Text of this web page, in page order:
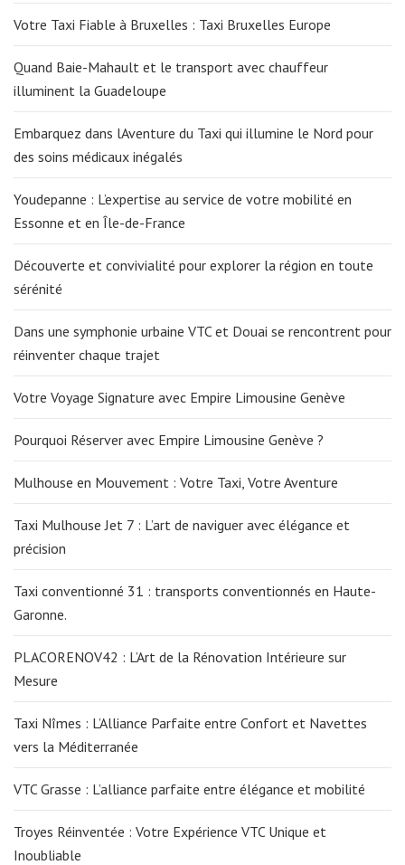
Votre Taxi Fiable à Bruxelles : Taxi Bruxelles Europe
Quand Baie-Mahault et le transport avec chauffeur
illuminent la Guadeloupe
Embarquez dans lAventure du Taxi qui illumine le Nord pour
des soins médicaux inégalés
Youdepanne : L’expertise au service de votre mobilité en
Essonne et en Île-de-France
Découverte et convivialité pour explorer la région en toute
sérénité
Dans une symphonie urbaine VTC et Douai se rencontrent pour
réinventer chaque trajet
Votre Voyage Signature avec Empire Limousine Genève
Pourquoi Réserver avec Empire Limousine Genève ?
Mulhouse en Mouvement : Votre Taxi, Votre Aventure
Taxi Mulhouse Jet 7 : L’art de naviguer avec élégance et
précision
Taxi conventionné 31 : transports conventionnés en Haute-
Garonne.
PLACORENOV42 : L’Art de la Rénovation Intérieure sur
Mesure
Taxi Nîmes : L’Alliance Parfaite entre Confort et Navettes
vers la Méditerranée
VTC Grasse : L’alliance parfaite entre élégance et mobilité
Troyes Réinventée : Votre Expérience VTC Unique et
Inoubliable